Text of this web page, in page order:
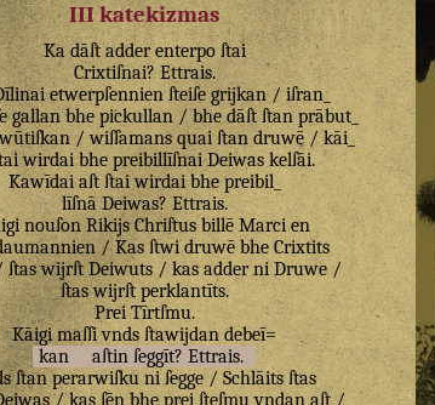
III katekizmas
Ka dāſt adder enterpo ſtai
Crixtiſnai?Ettrais.
etwerpſennien ſteiſe grijkan/iſran_
gallan bhe pickullan /bhe dāſt ſtan prābut_
/wiſſamans quai ſtan druwē /kāi_
wirdai bhe preibillīſnai Deiwas kelſāi.
Kawīdai aſt ſtai wirdai bhe preibil_
līſnā Deiwas?Ettrais.
nouſon Rikijs Chriſtus billē Marci en
/Kas ſtwi druwē bhe Crixtits
ſtas wijrſt Deiwuts/kas adder ni Druwe/
ſtas wijrſt perklantīts.
Prei Tīrtſmu.
Kāigi maſſi vnds ſtawijdan debeī=
kan
aſtin ſeggīt? Ettrais.
ſtan perarwiſku ni ſegge/Schlāits ſtas
/kas ſēn bhe prei ſteſmu vndan aſt/